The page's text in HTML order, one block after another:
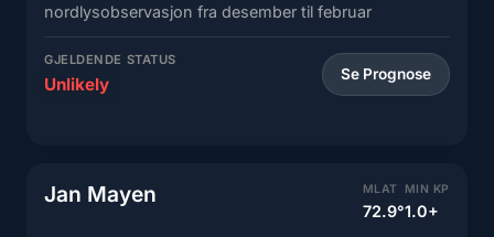
nordlysobservasjon fra desember til februar
GJELDENDE STATUS
Unlikely Se Prognose
Jan Mayen MLAT
72.9°
MIN KP
1.0+